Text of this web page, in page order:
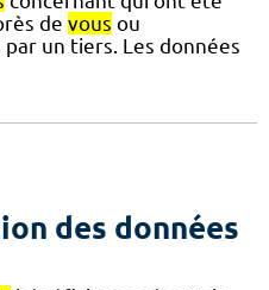
de vous ou
un tiers. Les données
des données